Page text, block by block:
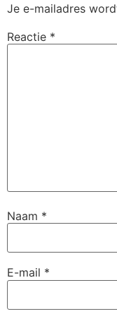
Je e-mailadres
Reactie *
Naam *
E-mail *